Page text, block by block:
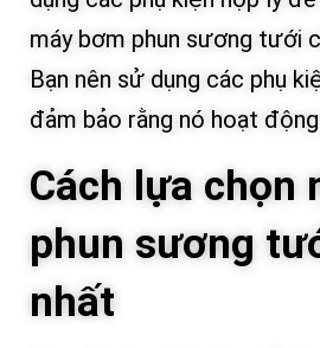
máy bơm phun sương tưới
Bạn nên sử dụng các phụ
đảm bảo rằng nó hoạt
Cách lựa chọn
phun sương
nhất